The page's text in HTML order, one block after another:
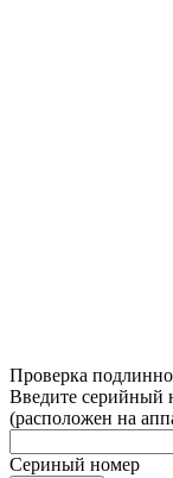
Проверка
Введите серийный
(расположен на
Сериный номер